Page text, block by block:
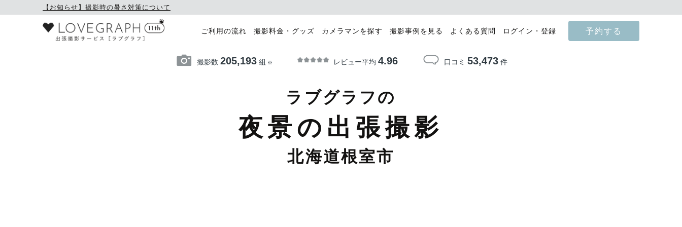
【お知らせ】撮影時の暑さ対策について
ご利用の流れ 撮影料金・グッズ カメラマンを探す 撮影事例を見る よくある質問 ログイン・登録 予約する
撮影数 205,193組 ※ レビュー平均 4.96 口コミ 53,473件
ラブグラフの
夜景の出張撮影
北海道根室市